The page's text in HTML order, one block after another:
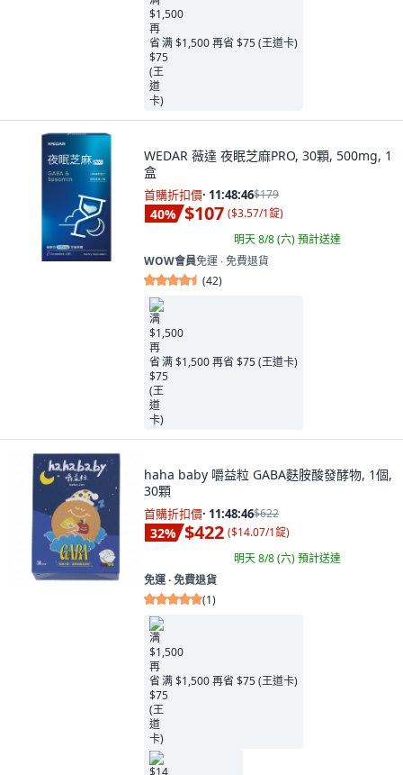
满 $1,500 再省 $75 (王道卡)
WEDAR 薇達 夜眠芝麻PRO, 30顆, 500mg, 1
盒
首購折扣價· 11:48:45$179
40% $107 ($3.57/1錠)
明天 8/8 (六)預計送達
WOW會員免運 ∙ 免費退貨
(42)
满 $1,500 再省 $75 (王道卡)
haha baby 嚼益粒 GABA麩胺酸發酵物, 1個,
30顆
首購折扣價· 11:48:45$622
32% $422 ($14.07/1錠)
明天 8/8 (六)預計送達
免運 ∙ 免費退貨
(1)
满 $1,500 再省 $75 (王道卡)